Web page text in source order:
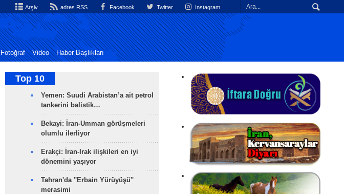
Arşiv adres RSS Facebook Twitter Instagram
Fotoğraf Video Haber Başlıkları
Top 10
Yemen: Suudi Arabistan’a ait petrol
tankerini balistik…
Bekayi: İran-Umman görüşmeleri
olumlu ilerliyor
Erakçi: İran-Irak ilişkileri en iyi
dönemini yaşıyor
Tahran'da ''Erbain Yürüyüşü''
merasimi